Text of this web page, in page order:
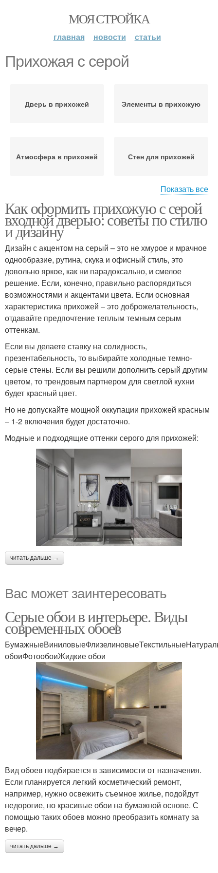
МОЯ СТРОЙКА
главная новости статьи
Прихожая с серой
Дверь в прихожей Элементы в прихожую
Атмосфера в прихожей Стен для прихожей
Дверь в небольших
прихожих
Серо-белая прихожая
Показать все
Как оформить прихожую с серой
входной дверью: советы по стилю
и дизайну
Дизайн с акцентом на серый – это не хмурое и мрачное
однообразие, рутина, скука и офисный стиль, это
довольно яркое, как ни парадоксально, и смелое
решение. Если, конечно, правильно распорядиться
возможностями и акцентами цвета. Если основная
характеристика прихожей – это доброжелательность,
отдавайте предпочтение теплым темным серым
оттенкам.
Если вы делаете ставку на солидность,
презентабельность, то выбирайте холодные темно-
серые стены. Если вы решили дополнить серый другим
цветом, то трендовым партнером для светлой кухни
будет красный цвет.
Но не допускайте мощной оккупации прихожей красным
– 1-2 включения будет достаточно.
Модные и подходящие оттенки серого для прихожей:
читать дальше →
Вас может заинтересовать
Серые обои в интерьере. Виды
современных обоев
обоиФотообоиЖидкие обои
Вид обоев подбирается в зависимости от назначения.
Если планируется легкий косметический ремонт,
например, нужно освежить съемное жилье, подойдут
недорогие, но красивые обои на бумажной основе. С
помощью таких обоев можно преобразить комнату за
вечер.
читать дальше →